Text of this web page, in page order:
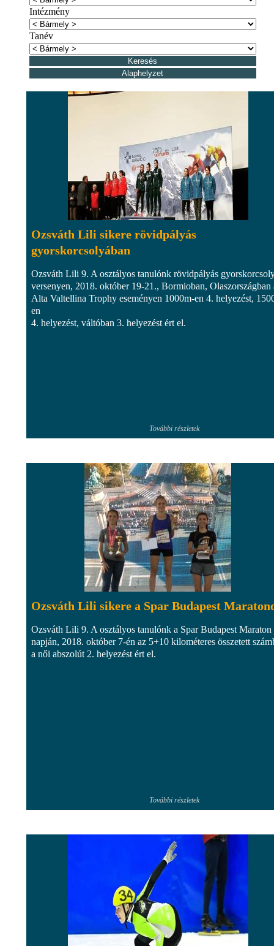
Intézmény
Tanév
Ozsváth Lili sikere rövidpályás
gyorskorcsolyában
Ozsváth Lili 9. A osztályos tanulónk rövidpályás
versenyen, 2018. október 19-21., Bormioban, Olaszországban
Alta Valtellina Trophy eseményen 1000m-en 4. helyezést,
en
4. helyezést, váltóban 3. helyezést ért el.
További részletek
Ozsváth Lili sikere a Spar Budapest
Ozsváth Lili 9. A osztályos tanulónk a Spar Budapest Maraton
napján, 2018. október 7-én az 5+10 kilométeres összetett
a női abszolút 2. helyezést ért el.
További részletek